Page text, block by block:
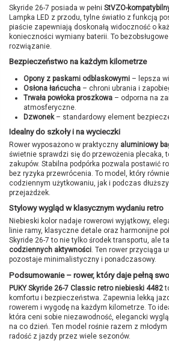
Skyride 26-7 posiada w pełni StVZO-
Lampka LED z przodu, tylne światło z funkcją
piaście zapewniają doskonałą widoczność o
konieczności wymiany baterii. To
rozwiązanie.
Bezpieczeństwo na każdym kilometrze
Opony z paskami odblaskowymi – lepsza
Osłona łańcucha – chroni ubrania i
Trwała powłoka proszkowa – odporna na
atmosferyczne.
Dzwonek– standardowy element
Idealny do szkoły i na wycieczki
Rower wyposażono w praktyczny aluminiowy
świetnie sprawdzi się do przewożenia plecaka,
zakupów. Stabilna podpórka pozwala postawić
bez ryzyka przewrócenia. To model, który
codziennym użytkowaniu, jak i podczas
przejażdżek.
Stylowy wygląd w klasycznym wydaniu retro
Niebieski kolor nadaje rowerowi wyjątkowy,
linie ramy, klasyczne detale oraz harmonijne
Skyride 26-7 to nie tylko środek transportu, ale
codziennych aktywności. Ten rower przyciąga
pozostaje minimalistyczny i ponadczasowy.
Podsumowanie – rower, który daje pełną
PUKY Skyride 26-7 Classic retro niebieski 4482
komfortu i bezpieczeństwa. Zapewnia lekką
rowerem i wygodę na każdym kilometrze. To
która ceni sobie niezawodność, elegancki
na co dzień. Ten model rośnie razem z
radość z jazdy przez wiele sezonów.